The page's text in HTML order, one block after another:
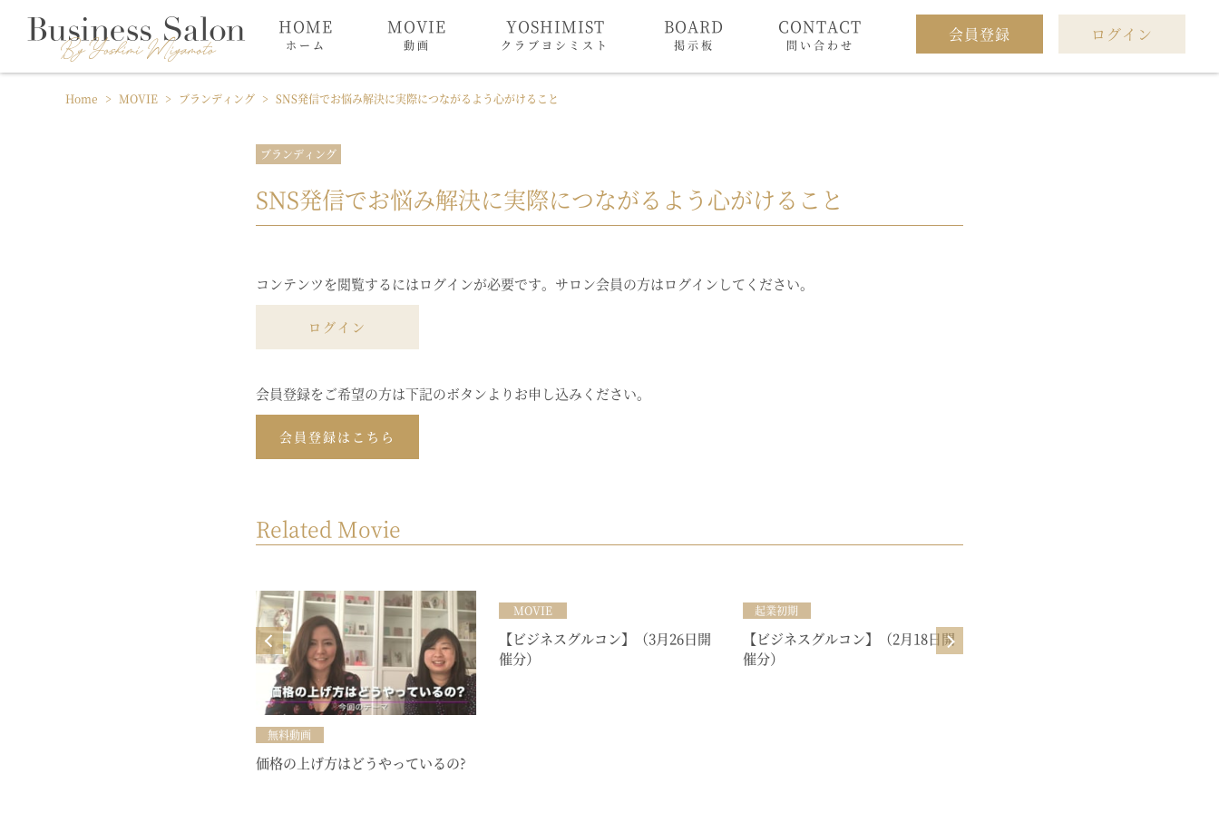
HOME
ホーム
MOVIE
動画
YOSHIMIST
クラブヨシミスト
BOARD
掲示板
CONTACT
問い合わせ
会員登録 ログイン
Home > MOVIE > ブランディング > SNS発信でお悩み解決に実際につながるよう心がけること
ブランディング
SNS発信でお悩み解決に実際につながるよう心がけること
コンテンツを閲覧するにはログインが必要です。サロン会員の方はログインしてください。
ログイン
会員登録をご希望の方は下記のボタンよりお申し込みください。
会員登録はこちら
Related Movie
無料動画
価格の上げ方はどうやっているの?
MOVIE
【ビジネスグルコン】（3月26日開
催分）
起業初期
【ビジネスグルコン】（2月18日開
催分）